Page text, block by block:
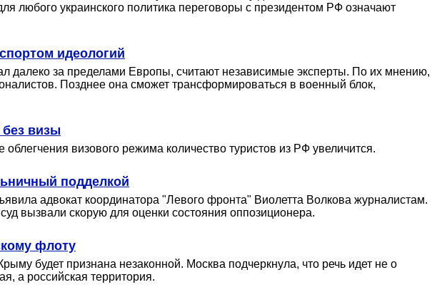
любого украинского политика переговоры с президентом РФ означают
идеологий
далеко за пределами Европы, считают независимые эксперты. По их мнению,
Позднее она сможет трансформироваться в военный блок,
без визы
визового режима количество туристов из РФ увеличится.
подделкой
адвокат координатора "Левого фронта" Виолетта Волкова журналистам.
вызвали скорую для оценки состояния оппозиционера.
флоту
будет признана незаконной. Москва подчеркнула, что речь идет не о
а российская территория.